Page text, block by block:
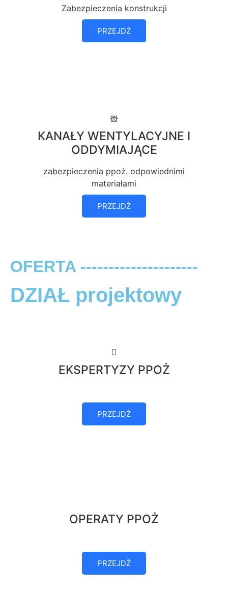
Zabezpieczenia konstrukcji
PRZEJDŹ
KANAŁY WENTYLACYJNE I
ODDYMIAJĄCE
zabezpieczenia ppoż. odpowiednimi
materiałami
PRZEJDŹ
OFERTA ---------------------
DZIAŁ projektowy
EKSPERTYZY PPOŻ
PRZEJDŹ
OPERATY PPOŻ
PRZEJDŹ